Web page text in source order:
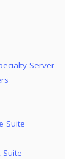
Server
Suite
Suite